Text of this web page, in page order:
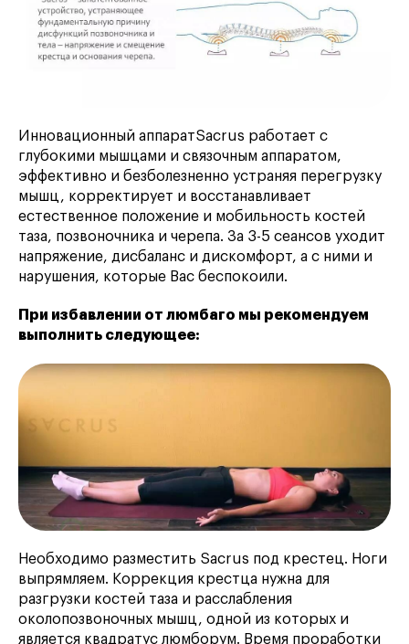
Инновационный аппаратSacrus работает с
глубокими мышцами и связочным аппаратом,
эффективно и безболезненно устраняя перегрузку
мышц, корректирует и восстанавливает
естественное положение и мобильность костей
таза, позвоночника и черепа. За 3-5 сеансов уходит
напряжение, дисбаланс и дискомфорт, а с ними и
нарушения, которые Вас беспокоили.
При избавлении от люмбаго мы рекомендуем
выполнить следующее:
Необходимо разместить Sacrus под крестец. Ноги
выпрямляем. Коррекция крестца нужна для
разгрузки костей таза и расслабления
околопозвоночных мышц, одной из которых и
является квадратус люмборум. Время проработки